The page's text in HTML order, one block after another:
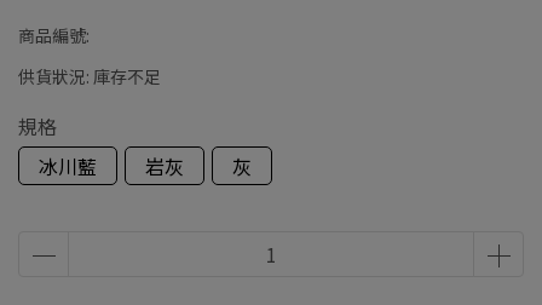
商品編號:
供貨狀況: 庫存不足
規格
冰川藍
岩灰 灰